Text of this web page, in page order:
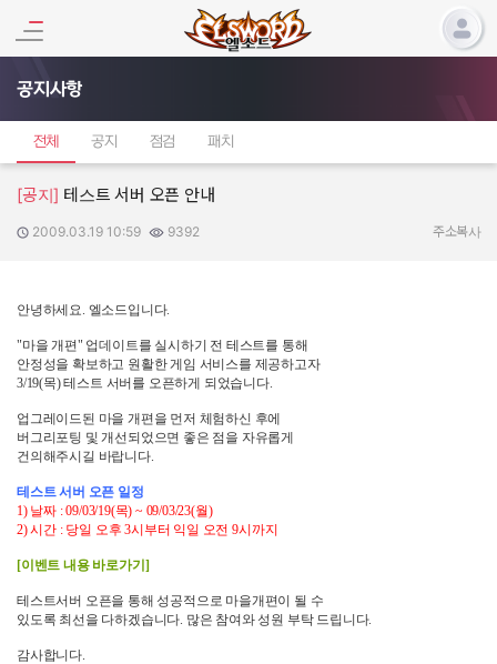
공지사항
전체 공지 점검 패치
[공지] 테스트 서버 오픈 안내
작성일:
2009.03.19 10:59
조회수: 9392 주소복사
안녕하세요. 엘소드입니다.
"마을 개편" 업데이트를 실시하기 전 테스트를 통해
안정성을 확보하고 원활한 게임 서비스를 제공하고자
3/19(목)테스트 서버를 오픈하게 되었습니다.
업그레이드된 마을 개편을 먼저 체험하신 후에
버그리포팅 및 개선되었으면 좋은 점을 자유롭게
건의해주시길 바랍니다.
테스트 서버 오픈 일정
1) 날짜 :09/03/19(목) ~ 09/03/23(월)
2)시간 : 당일 오후 3시 부터 익일 오전 9시 까지
[이벤트 내용 바로가기]
테스트서버 오픈을 통해 성공적으로 마을개편이 될 수
있도록 최선을 다하겠습니다. 많은 참여와 성원 부탁 드립니다.
감사합니다.